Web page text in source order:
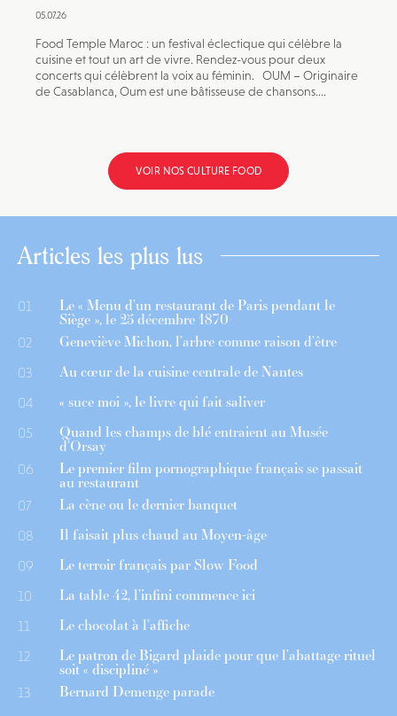
05.07.26
Food Temple Maroc : un festival éclectique qui célèbre la
cuisine et tout un art de vivre. Rendez-vous pour deux
concerts qui célèbrent la voix au féminin. OUM – Originaire
de Casablanca, Oum est une bâtisseuse de chansons....
VOIR NOS CULTURE FOOD
Articles les plus lus
01 Le « Menu d’un restaurant de Paris pendant le
Siège », le 25 décembre 1870
02 Geneviève Michon, l’arbre comme raison d’être
03 Au cœur de la cuisine centrale de Nantes
04 « suce moi », le livre qui fait saliver
05 Quand les champs de blé entraient au Musée
d’Orsay
06 Le premier film pornographique français se passait
au restaurant
07 La cène ou le dernier banquet
08 Il faisait plus chaud au Moyen-âge
09 Le terroir français par Slow Food
10 La table 42, l’infini commence ici
11 Le chocolat à l’affiche
12 Le patron de Bigard plaide pour que l’abattage rituel
soit « discipliné »
13 Bernard Demenge parade